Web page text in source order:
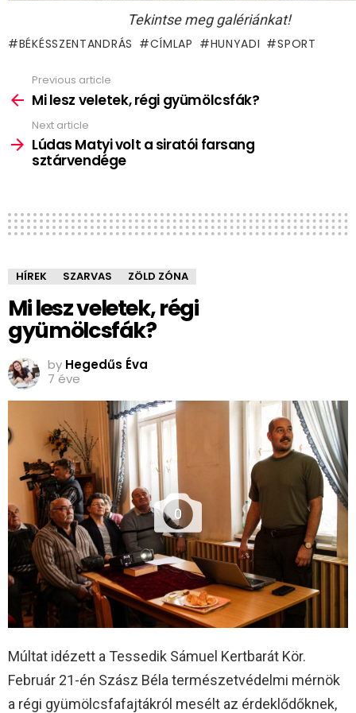
Tekintse meg galériánkat!
BÉKÉSSZENTANDRÁS CÍMLAP HUNYADI SPORT
more
Previous article
Mi lesz veletek, régi gyümölcsfák?
Next article
Lúdas Matyi volt a siratói farsang
sztárvendége
HÍREK SZARVAS ZÖLD ZÓNA
Mi lesz veletek, régi
gyümölcsfák?
by Hegedűs Éva
7 éve
0
Múltat idézett a Tessedik Sámuel Kertbarát Kör.
Február 21-én Szász Béla természetvédelmi mérnök
a régi gyümölcsfafajtákról mesélt az érdeklődőknek,